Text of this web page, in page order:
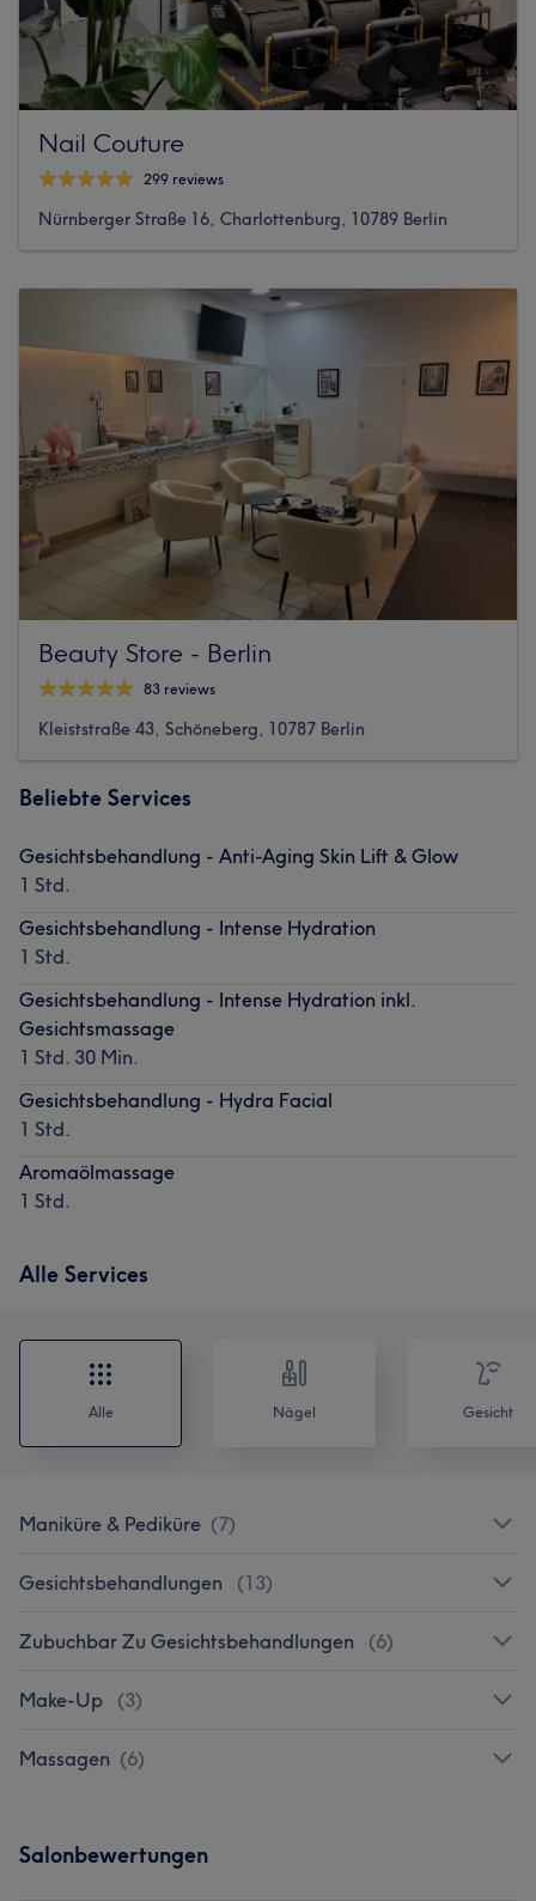
Nail Couture
299 reviews
Nürnberger Straße 16, Charlottenburg, 10789 Berlin
Beauty Store - Berlin
83 reviews
Kleiststraße 43, Schöneberg, 10787 Berlin
Beliebte Services
Gesichtsbehandlung - Anti-Aging Skin Lift & Glow
1 Std.
Gesichtsbehandlung - Intense Hydration
1 Std.
Gesichtsbehandlung - Intense Hydration inkl.
Gesichtsmassage
1 Std. 30 Min.
Gesichtsbehandlung - Hydra Facial
1 Std.
Aromaölmassage
1 Std.
Alle Services
Alle Nägel Gesicht
Maniküre & Pediküre (7)
Gesichtsbehandlungen (13)
Zubuchbar Zu Gesichtsbehandlungen (6)
Make-Up (3)
Massagen (6)
Salonbewertungen